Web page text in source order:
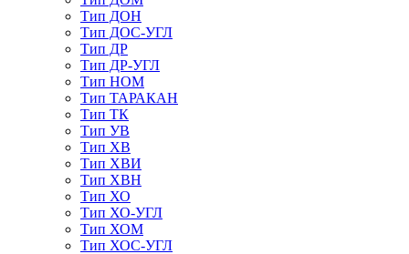
Тип ДОН
Тип ДОС-УГЛ
Тип ДР
Тип ДР-УГЛ
Тип НОМ
Тип ТАРАКАН
Тип ТК
Тип УВ
Тип ХВ
Тип ХВИ
Тип ХВН
Тип ХО
Тип ХО-УГЛ
Тип ХОМ
Тип ХОС-УГЛ